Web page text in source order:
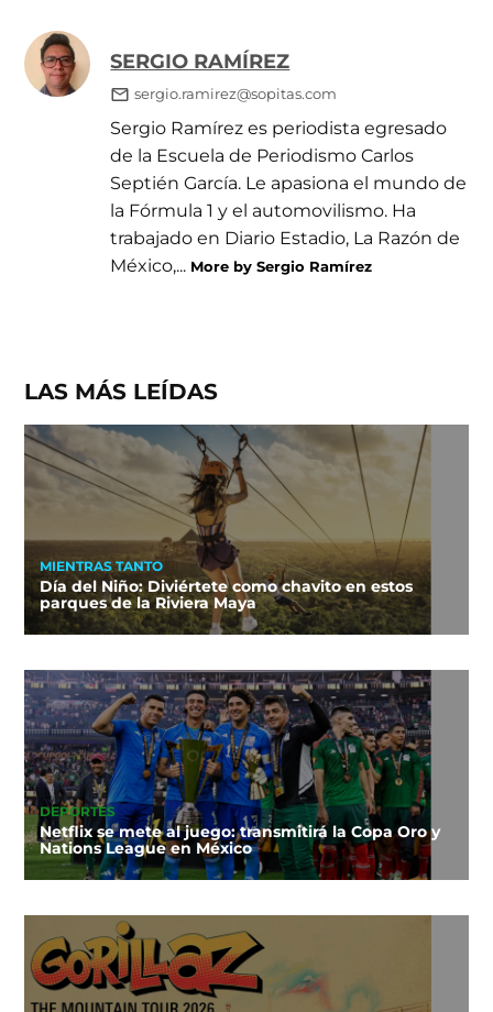
SERGIO RAMÍREZ
sergio.ramirez@sopitas.com
Sergio Ramírez es periodista egresado
de la Escuela de Periodismo Carlos
Septién García. Le apasiona el mundo de
la Fórmula 1 y el automovilismo. Ha
trabajado en Diario Estadio, La Razón de
México,... More by Sergio Ramírez
LAS MÁS LEÍDAS
MIENTRAS TANTO
Día del Niño: Diviértete como chavito en estos
parques de la Riviera Maya
DEPORTES
Netflix se mete al juego: transmitirá la Copa Oro y
Nations League en México